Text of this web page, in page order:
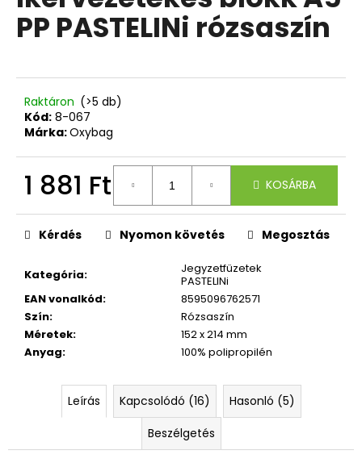
5-
ből
PP PASTELINi rózsaszín
Raktáron (>5 db)
Kód: 8-067
Márka:Oxybag
1 881 Ft KOSÁRBA
Kategória:
Jegyzetfüzetek
PASTELINi
EAN vonalkód:
8595096762571
Szín:
Rózsaszín
Méretek:
152 x 214 mm
Anyag: 100% polipropilén
Kérdés Nyomon követés Megosztás
Leírás Kapcsolódó (16)
Hasonló (5)
Beszélgetés
á
n
u
k
TOLLTARTÓ
BOY
4
044
Ft